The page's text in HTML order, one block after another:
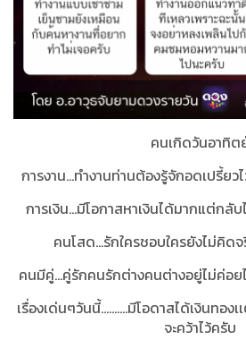
คนเกิดวันอาทิต
การงาน...ทำงานท่านต้องรู้จักอดเปรี้ย
การเงิน...มีโอกาสหาเงินได้มากแต่กลั
คนโสด...รักใครชอบใครยังไม่คิด
คนมีคู่...คู่รักคนรักต่างคนต่างอยู่ไม่ค่อ
เรื่องเด่นๆวันนี้..........มีโอดาสได้เงินทอง
จะคว้าไว้ครับ